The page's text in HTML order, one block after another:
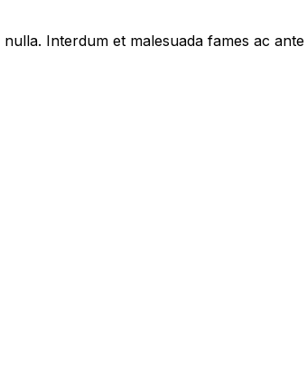
Interdum et malesuada fames ac